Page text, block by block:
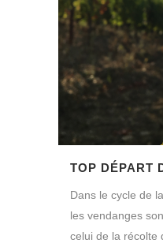
TOP DÉPART
Dans le cycle de
les vendanges
celui de la récolte